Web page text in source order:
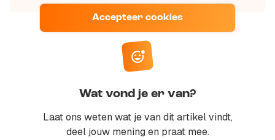
Accepteer cookies
Wat vond je er van?
Laat ons weten wat je van dit artikel vindt,
deel jouw mening en praat mee.